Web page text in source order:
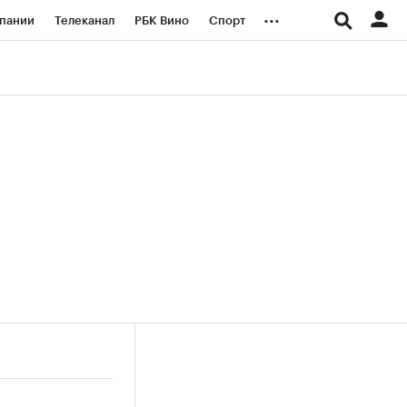
Телеканал РБК Вино Спорт ...